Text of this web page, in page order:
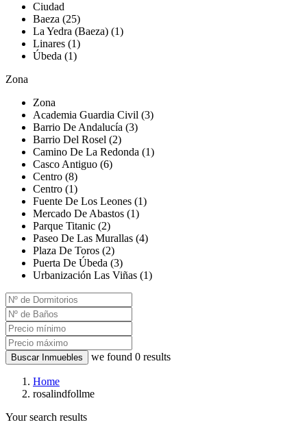
Ciudad
Baeza (25)
La Yedra (Baeza) (1)
Linares (1)
Úbeda (1)
Zona
Zona
Academia Guardia Civil (3)
Barrio De Andalucía (3)
Barrio Del Rosel (2)
Camino De La Redonda (1)
Casco Antiguo (6)
Centro (8)
Centro (1)
Fuente De Los Leones (1)
Mercado De Abastos (1)
Parque Titanic (2)
Paseo De Las Murallas (4)
Plaza De Toros (2)
Puerta De Úbeda (3)
Urbanización Las Viñas (1)
Buscar Inmuebles we found 0 results
Home
rosalindfollme
Your search results